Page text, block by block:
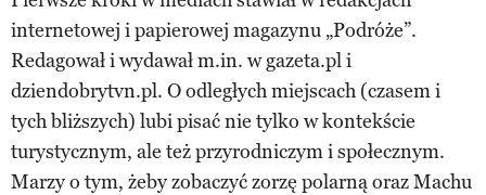
internetowej i papierowej magazynu „Podróże”.
Redagował i wydawał m.in. w gazeta.pl i
dziendobrytvn.pl. O odległych miejscach (czasem i
tych bliższych) lubi pisać nie tylko w kontekście
turystycznym, ale też przyrodniczym i społecznym.
Marzy o tym, żeby zobaczyć zorzę polarną oraz Machu